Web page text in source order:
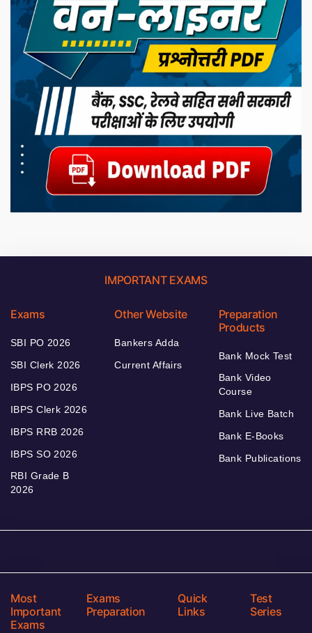
IMPORTANT EXAMS
Exams
SBI PO 2026
SBI Clerk 2026
IBPS PO 2026
IBPS Clerk 2026
IBPS RRB 2026
IBPS SO 2026
RBI Grade B
2026
Other Website
Bankers Adda
Current Affairs
Preparation
Products
Bank Mock Test
Bank Video
Course
Bank Live Batch
Bank E-Books
Bank Publications
Most
Important
Exams
Exams
Preparation
Quick
Links
Test
Series